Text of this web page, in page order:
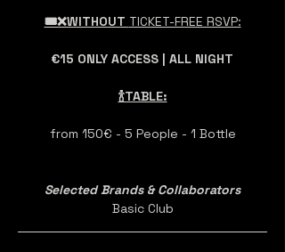
🎟️❌WITHOUT TICKET-FREE RSVP:
€15 ONLY ACCESS | ALL NIGHT
🍾TABLE:
from 150€ - 5 People - 1 Bottle
Selected Brands & Collaborators
Basic Club